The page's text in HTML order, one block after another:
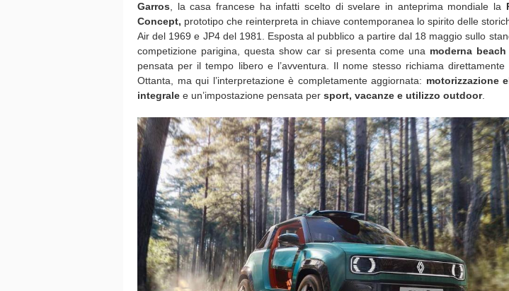
Garros , la casa francese ha infatti scelto di svelare in anteprima mondiale la
Concept, prototipo che reinterpreta in chiave contemporanea lo spirito delle
Air del 1969 e JP4 del 1981. Esposta al pubblico a partire dal 18 maggio sullo
competizione parigina, questa show car si presenta come una moderna
pensata per il tempo libero e l’avventura. Il nome stesso richiama
Ottanta, ma qui l’interpretazione è completamente aggiornata: motorizzazione
integrale e un’impostazione pensata per sport, vacanze e utilizzo outdoor.